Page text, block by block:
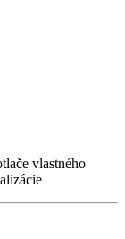
vlastného